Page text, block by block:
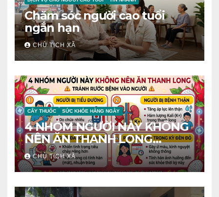
Chăm sóc người cao tuổi
ngắn hạn
CHỦ TỊCH XÃ
CÂY THUỐC SỨC KHỎE HÀNG NGÀY
4 NHÓM NGƯỜI NÀY KHÔNG
NÊN ĂN THANH LONG
TRÁNH RƯỚC BỆNH VÀO
NGƯỜI
CHỦ TỊCH XÃ